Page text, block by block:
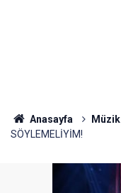
Anasayfa Müzik
SÖYLEMELİYİM!